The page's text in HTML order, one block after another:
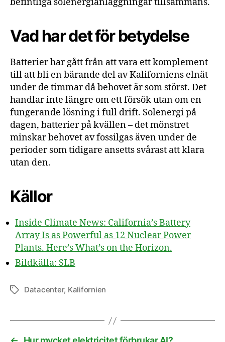
Vad har det för betydelse
Batterier har gått från att vara ett komplement
till att bli en bärande del av Kaliforniens elnät
under de timmar då behovet är som störst. Det
handlar inte längre om ett försök utan om en
fungerande lösning i full drift. Solenergi på
dagen, batterier på kvällen – det mönstret
minskar behovet av fossilgas även under de
perioder som tidigare ansetts svårast att klara
utan den.
Källor
Inside Climate News: California’s Battery
Array Is as Powerful as 12 Nuclear Power
Plants. Here’s What’s on the Horizon.
Bildkälla: SLB
EtiketterDatacenter, Kalifornien